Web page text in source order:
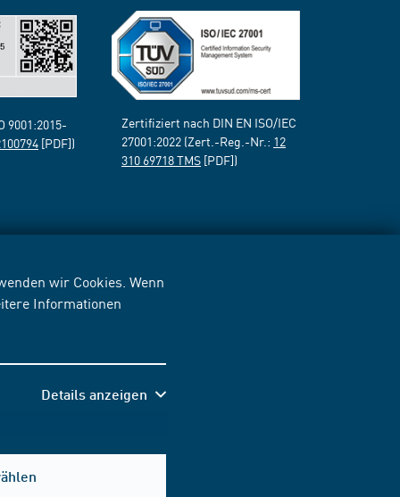
wir Cookies. Wenn
Informationen
Details anzeigen
9001:2015-
[PDF])
Zertifiziert nach DIN EN ISO/IEC
27001:2022 (Zert.-Reg.-Nr.: 12
310 69718 TMS [PDF])